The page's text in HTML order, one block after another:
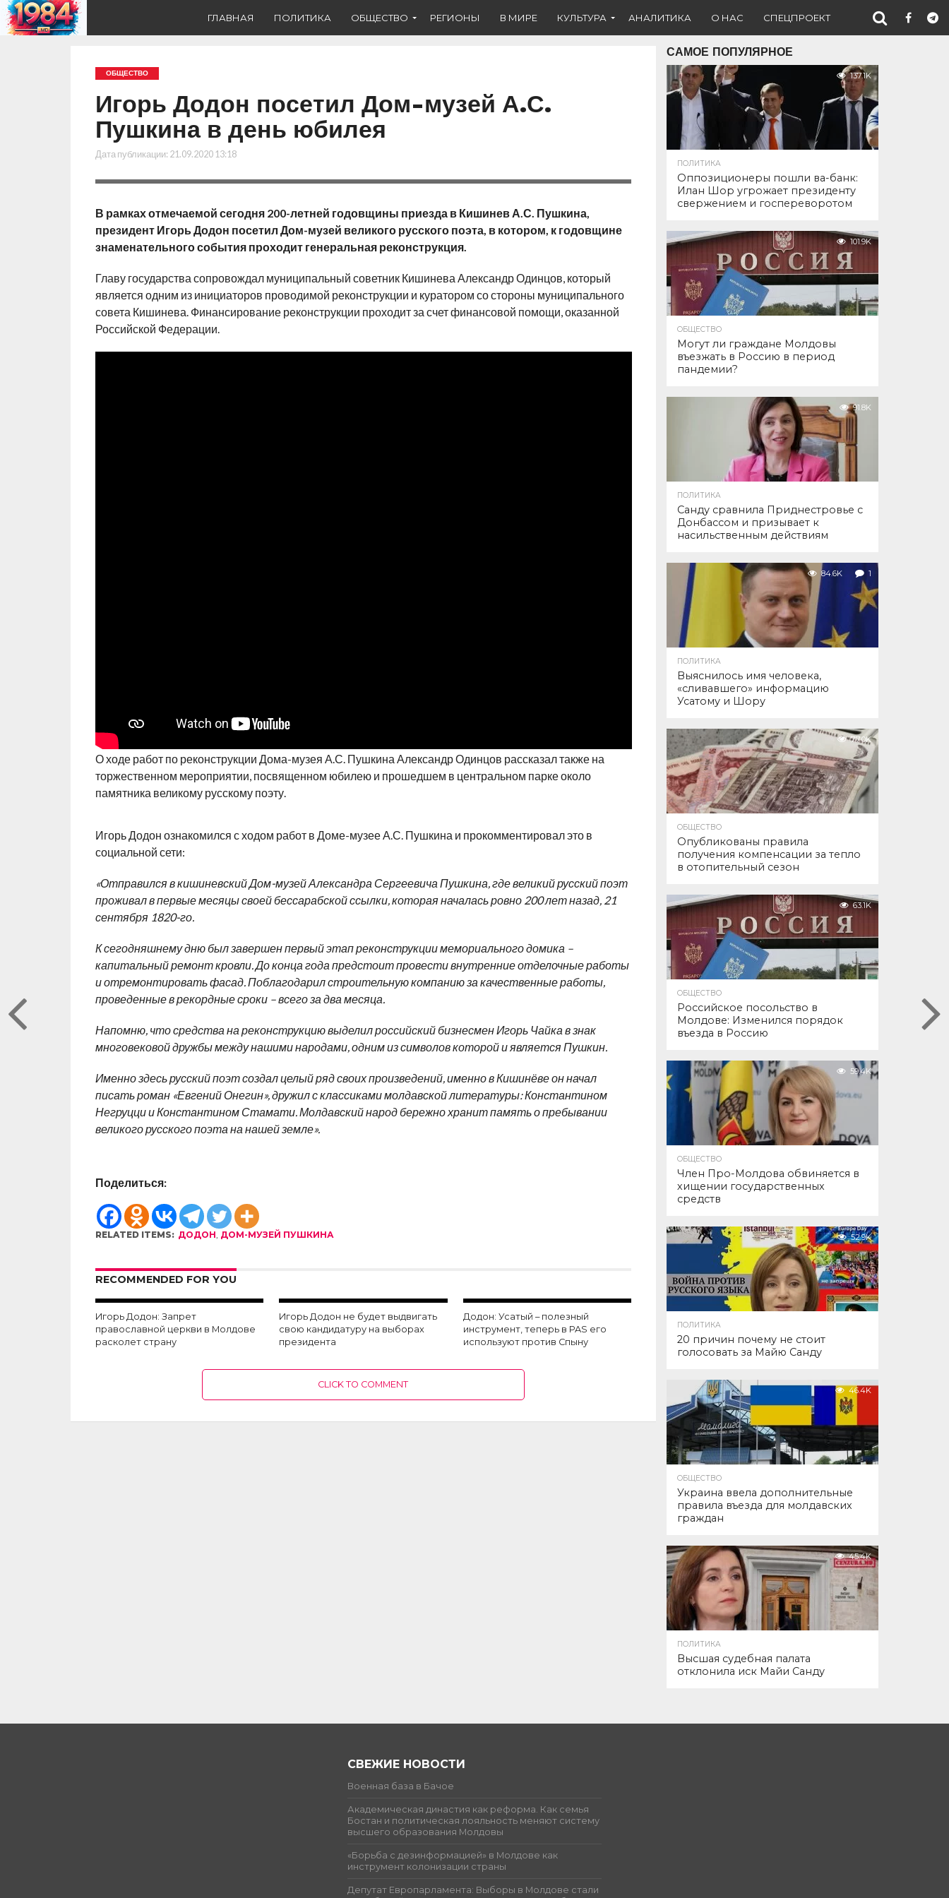
ГЛАВНАЯ ПОЛИТИКА ОБЩЕСТВО РЕГИОНЫ В МИРЕ КУЛЬТУРА АНАЛИТИКА О НАС СПЕЦПРОЕКТ
ОБЩЕСТВО
Игорь Додон посетил Дом-музей А.С.
Пушкина в день юбилея
Дата публикации: 21.09.2020 13:18
В рамках отмечаемой сегодня 200-летней годовщины приезда в Кишинев А.С. Пушкина,
президент Игорь Додон посетил Дом-музей великого русского поэта, в котором, к годовщине
знаменательного события проходит генеральная реконструкция.
Главу государства сопровождал муниципальный советник Кишинева Александр Одинцов, который
является одним из инициаторов проводимой реконструкции и куратором со стороны муниципального
совета Кишинева. Финансирование реконструкции проходит за счет финансовой помощи, оказанной
Российской Федерации.
О ходе работ по реконструкции Дома-музея А.С. Пушкина Александр Одинцов рассказал также на
торжественном мероприятии, посвященном юбилею и прошедшем в центральном парке около
памятника великому русскому поэту.
Игорь Додон ознакомился с ходом работ в Доме-музее А.С. Пушкина и прокомментировал это в
социальной сети:
«Отправился в кишиневский Дом-музей Александра Сергеевича Пушкина, где великий русский поэт
проживал в первые месяцы своей бессарабской ссылки, которая началась ровно 200 лет назад, 21
сентября 1820-го.
К сегодняшнему дню был завершен первый этап реконструкции мемориального домика –
капитальный ремонт кровли. До конца года предстоит провести внутренние отделочные работы
и отремонтировать фасад. Поблагодарил строительную компанию за качественные работы,
проведенные в рекордные сроки – всего за два месяца.
Напомню, что средства на реконструкцию выделил российский бизнесмен Игорь Чайка в знак
многовековой дружбы между нашими народами, одним из символов которой и является Пушкин.
Именно здесь русский поэт создал целый ряд своих произведений, именно в Кишинёве он начал
писать роман «Евгений Онегин», дружил с классиками молдавской литературы: Константином
Негруцци и Константином Стамати. Молдавский народ бережно хранит память о пребывании
великого русского поэта на нашей земле».
Поделиться:
RELATED ITEMS: ДОДОН, ДОМ-МУЗЕЙ ПУШКИНА
RECOMMENDED FOR YOU
Игорь Додон: Запрет
православной церкви в Молдове
расколет страну
Игорь Додон не будет выдвигать
свою кандидатуру на выборах
президента
Додон: Усатый – полезный
инструмент, теперь в PAS его
используют против Спыну
CLICK TO COMMENT
САМОЕ ПОПУЛЯРНОЕ
137.1K
ПОЛИТИКА
Оппозиционеры пошли ва-банк:
Илан Шор угрожает президенту
свержением и госпереворотом
101.9K
ОБЩЕСТВО
Могут ли граждане Молдовы
въезжать в Россию в период
пандемии?
91.8K
ПОЛИТИКА
Санду сравнила Приднестровье с
Донбассом и призывает к
насильственным действиям
84.6K 1
ПОЛИТИКА
Выяснилось имя человека,
«сливавшего» информацию
Усатому и Шору
77.0K
ОБЩЕСТВО
Опубликованы правила
получения компенсации за тепло
в отопительный сезон
63.1K
ОБЩЕСТВО
Российское посольство в
Молдове: Изменился порядок
въезда в Россию
59.4K
ОБЩЕСТВО
Член Про-Молдова обвиняется в
хищении государственных
средств
52.9K
ПОЛИТИКА
20 причин почему не стоит
голосовать за Майю Санду
46.4K
ОБЩЕСТВО
Украина ввела дополнительные
правила въезда для молдавских
граждан
45.4K
ПОЛИТИКА
Высшая судебная палата
отклонила иск Майи Санду
СВЕЖИЕ НОВОСТИ
Военная база в Бачое
Академическая династия как реформа. Как семья
Бостан и политическая лояльность меняют систему
высшего образования Молдовы
«Борьба с дезинформацией» в Молдове как
инструмент колонизации страны
Депутат Европарламента: Выборы в Молдове стали